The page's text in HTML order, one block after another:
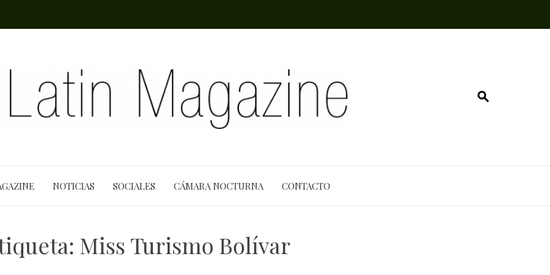
NOTICIAS SOCIALES CÁMARA NOCTURNA CONTACTO
Miss Turismo Bolívar